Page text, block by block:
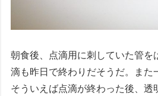
朝食後、点滴用に刺していた管を
滴も昨日で終わりだそうだ。また
そういえば点滴が終わった後、透